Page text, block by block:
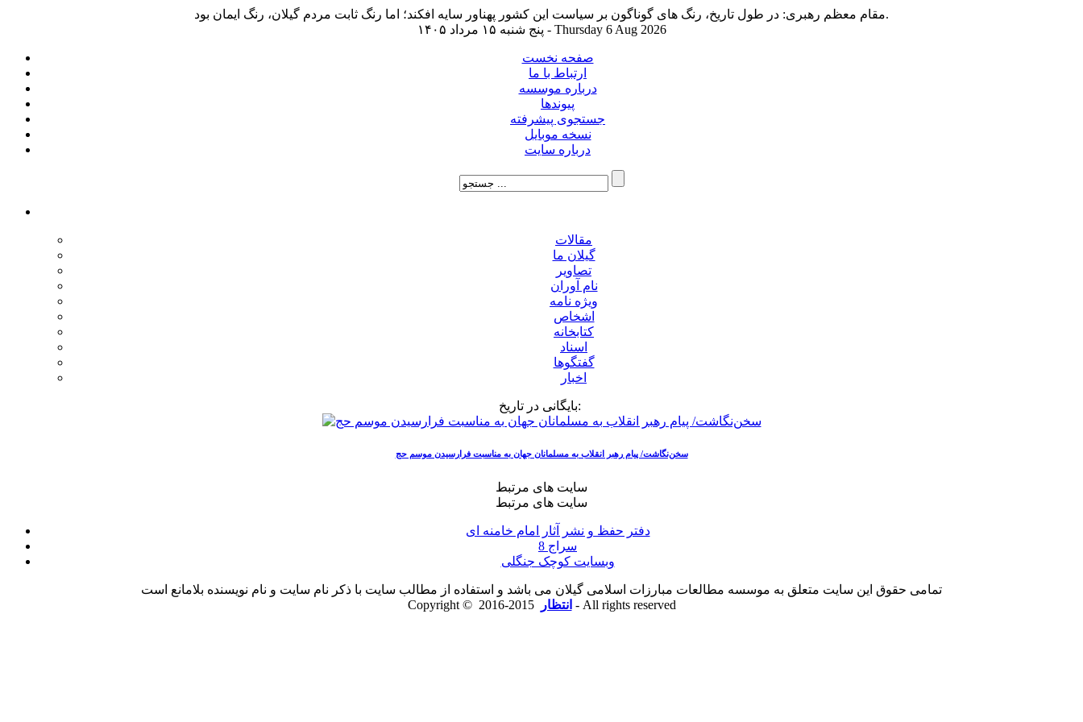
مقام معظم رهبری: در طول تاریخ، رنگ های گوناگون بر سیاست این کشور پهناور سایه افکند؛ اما رنگ ثابت مردم گیلان، رنگ ایمان بود.
پنج شنبه ۱۵ مرداد ۱۴۰۵ - Thursday 6 Aug 2026
صفحه نخست
ارتباط با ما
درباره موسسه
پیوندها
جستجوی پیشرفته
نسخه موبایل
درباره سایت
مقالات
گیلان ما
تصاویر
نام آوران
ویژه نامه
اشخاص
کتابخانه
اسناد
گفتگوها
اخبار
بایگانی در تاریخ:
سخن‌نگاشت/ پیام رهبر انقلاب به مسلمانان جهان به مناسبت فرارسیدن موسم حج
سایت های مرتبط
سایت های مرتبط
دفتر حفظ و نشر آثار امام خامنه ای
سراج 8
وبسایت کوچک جنگلی
تمامی حقوق این سایت متعلق به موسسه مطالعات مبارزات اسلامی گیلان می باشد و استفاده از مطالب سایت با ذکر نام سایت و نام نویسنده بلامانع است
Copyright ©
انتظار 2015-2016 - All rights reserved